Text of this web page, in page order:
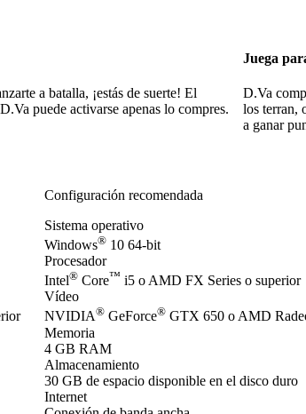
a batalla, ¡estás de suerte! El
puede activarse apenas lo compres.
Juega
D.Va
los terran,
a ganar
Configuración recomendada
Sistema operativo
Windows® 10 64-bit
Procesador
Intel® Core™ i5 o AMD FX Series o superior
Vídeo
NVIDIA® GeForce® GTX 650 o AMD
Memoria
4 GB RAM
Almacenamiento
30 GB de espacio disponible en el disco duro
Internet